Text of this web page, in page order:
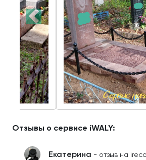
Отзывы о сервисе iWALY:
Екатерина - отзыв на